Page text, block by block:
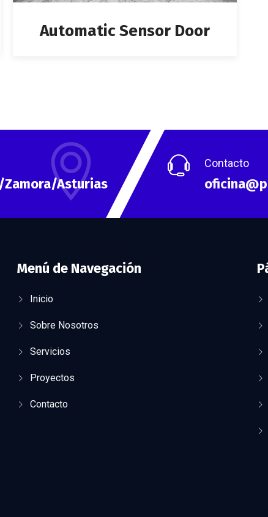
Automatic Sensor Door
Asturias
Contacto
Menú de Navegación
Inicio
Sobre Nosotros
Servicios
Proyectos
Contacto